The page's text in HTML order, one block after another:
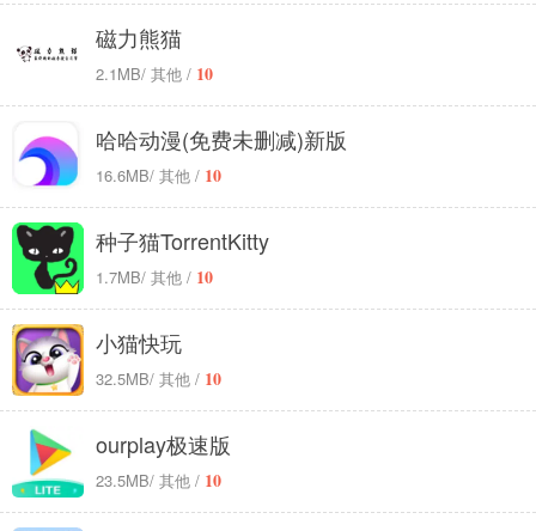
磁力熊猫
2.1MB/ 其他 / 10
哈哈动漫(免费未删减)新版
16.6MB/ 其他 / 10
种子猫TorrentKitty
1.7MB/ 其他 / 10
小猫快玩
32.5MB/ 其他 / 10
ourplay极速版
23.5MB/ 其他 / 10